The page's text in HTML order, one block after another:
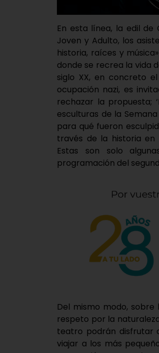
En esta línea, la edil
Joven y Adulto, los
historia, raíces y
donde se recrea la vida
siglo XX, en concreto
ocupación nazi, es
rechazar la propuesta;
esculturas de la
para qué fueron
través de la historia en
Estas son solo
programación del
Del mismo modo,
respeto por la
teatro podrán disfrutar
viajar a los más